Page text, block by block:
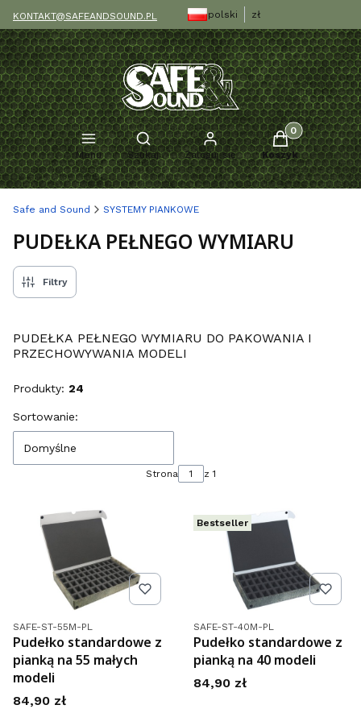
KONTAKT@SAFEANDSOUND.PL polski zł
Menu
Otwórz wyszukiwarkę
Szukaj Zaloguj się
Produkty w
Koszyk
Safe and Sound SYSTEMY PIANKOWE
PUDEŁKA PEŁNEGO WYMIARU
Filtry
PUDEŁKA PEŁNEGO WYMIARU DO PAKOWANIA I
PRZECHOWYWANIA MODELI
Produkty: 24
Lista produktów
Sortowanie:
Domyślne
Strona z 1
Kod produktu
SAFE-ST-55M-PL
Pudełko standardowe z
pianką na 55 małych
modeli
Cena
84,90 zł
Bestseller
Kod produktu
SAFE-ST-40M-PL
Pudełko standardowe z
pianką na 40 modeli
Cena
84,90 zł